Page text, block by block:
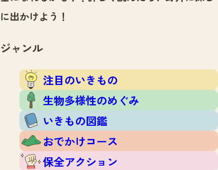
注目のいきもの
生物多様性のめぐみ
保全アクション
いきもの調査隊
調査レポート
調査結果
ふくおかいきものマップ
マッチング
マッチングTOP
掲載申し込みフォーム
お問合せ
に出かけよう！
ジャンル
注目のいきもの
生物多様性のめぐみ
いきもの図鑑
おでかけコース
保全アクション